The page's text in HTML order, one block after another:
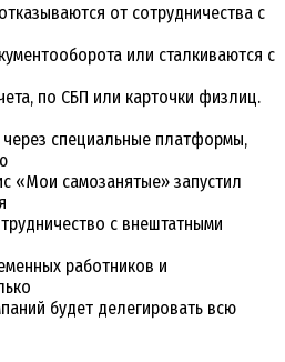
от сотрудничества с
или сталкиваются с
по СБП или карточки физлиц.
специальные платформы,
«Мои самозанятые» запустил
с внештатными
работников и
будет делегировать всю